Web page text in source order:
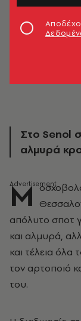
Στο Senol
αλμυρά
Μ
απόλυτο σποτ
και αλμυρά,
και τέλεια
τον αρτοποιό
του.